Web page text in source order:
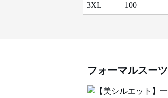
3XL 100
フォーマルスーツ